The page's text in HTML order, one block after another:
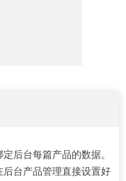
后台每篇产品的数据。
台产品管理直接设置好